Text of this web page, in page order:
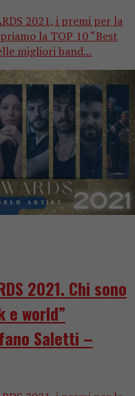
2021, i premi per la
la TOP 10 “Best
migliori band...
2021. Chi sono
world”
Saletti –